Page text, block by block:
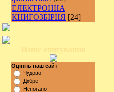
ЕЛЕКТРОННА
КНИГОЗБІРНЯ [24]
Оцініть наш сайт
Чудово
Добре
Непогано